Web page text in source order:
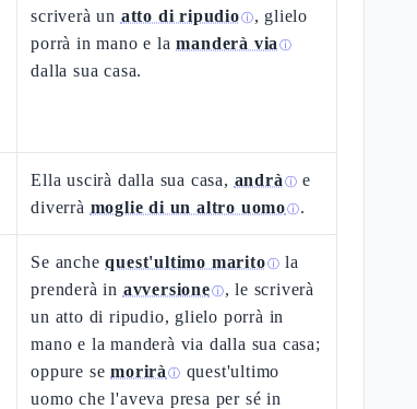
scriverà un atto di ripudioⓘ, glielo
porrà in mano e lamanderà via ⓘ
dalla sua casa.
Ella uscirà dalla sua casa, andrà ⓘ e
diverrà moglie di un altro uomoⓘ.
Se anchequest'ultimo maritoⓘ la
prenderà in avversioneⓘ, le scriverà
un atto di ripudio, glielo porrà in
mano e la manderà via dalla sua casa;
oppure semorirà ⓘ quest'ultimo
uomo che l'aveva presa per sé in